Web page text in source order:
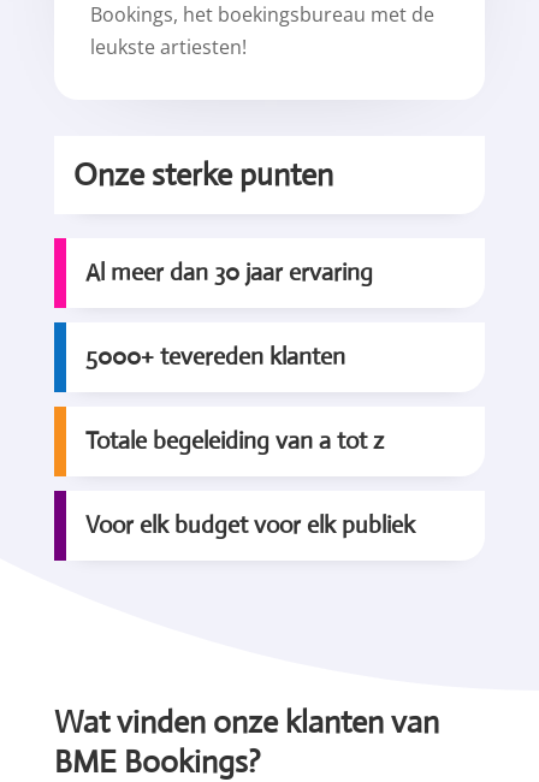
Bookings, het boekingsbureau met de
leukste artiesten!
Onze sterke punten
Al meer dan 30 jaar ervaring
5000+ tevereden klanten
Totale begeleiding van a tot z
Voor elk budget voor elk publiek
Wat vinden onze klanten van
BME Bookings?